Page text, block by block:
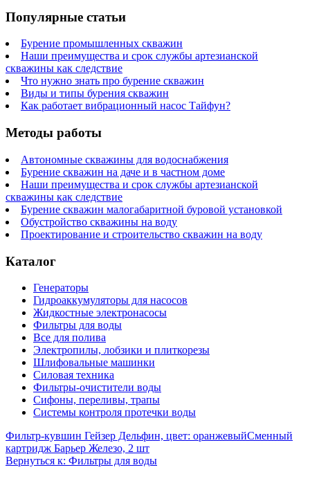
Популярные статьи
Бурение промышленных скважин
Наши преимущества и срок службы артезианской
скважины как следствие
Что нужно знать про бурение скважин
Виды и типы бурения скважин
Как работает вибрационный насос Тайфун?
Методы работы
Автономные скважины для водоснабжения
Бурение скважин на даче и в частном доме
Наши преимущества и срок службы артезианской
скважины как следствие
Бурение скважин малогабаритной буровой установкой
Обустройство скважины на воду
Проектирование и строительство скважин на воду
Каталог
Генераторы
Гидроаккумуляторы для насосов
Жидкостные электронасосы
Фильтры для воды
Все для полива
Электропилы, лобзики и плиткорезы
Шлифовальные машинки
Силовая техника
Фильтры-очистители воды
Сифоны, переливы, трапы
Системы контроля протечки воды
Фильтр-кувшин Гейзер Дельфин, цвет: оранжевыйСменный
картридж Барьер Железо, 2 шт
Вернуться к: Фильтры для воды